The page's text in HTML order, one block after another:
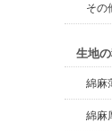
その
生地
綿麻
綿麻